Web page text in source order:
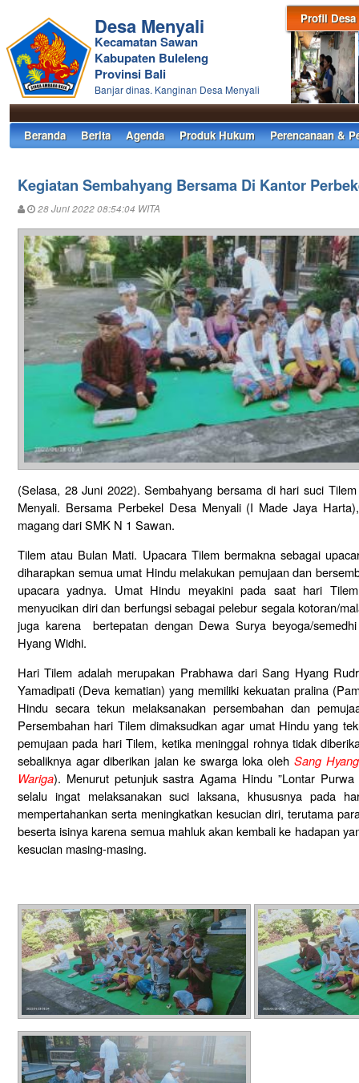
Profil Desa
Desa Menyali
Kecamatan Sawan
Kabupaten Buleleng
Provinsi Bali
Banjar dinas. Kanginan Desa Menyali
Beranda Berita Agenda Produk Hukum Perencanaan &
Kegiatan Sembahyang Bersama Di Kantor
28 Juni 2022 08:54:04 WITA
(Selasa, 28 Juni 2022). Sembahyang bersama di hari suci
Menyali. Bersama Perbekel Desa Menyali (I Made Jaya
magang dari SMK N 1 Sawan.
Tilem atau Bulan Mati. Upacara Tilem bermakna sebagai
diharapkan semua umat Hindu melakukan pemujaan dan
upacara yadnya. Umat Hindu meyakini pada saat hari
menyucikan diri dan berfungsi sebagai pelebur segala kotoran/
juga karena bertepatan dengan Dewa Surya beyoga/
Hyang Widhi.
Hari Tilem adalah merupakan Prabhawa dari Sang Hyang
Yamadipati (Deva kematian) yang memiliki kekuatan pralina
Hindu secara tekun melaksanakan persembahan dan
Persembahan hari Tilem dimaksudkan agar umat Hindu yang
pemujaan pada hari Tilem, ketika meninggal rohnya tidak
sebaliknya agar diberikan jalan ke swarga loka oleh Sang
Wariga). Menurut petunjuk sastra Agama Hindu ”Lontar
selalu ingat melaksanakan suci laksana, khususnya pada
mempertahankan serta meningkatkan kesucian diri, terutama
beserta isinya karena semua mahluk akan kembali ke hadapan
kesucian masing-masing.